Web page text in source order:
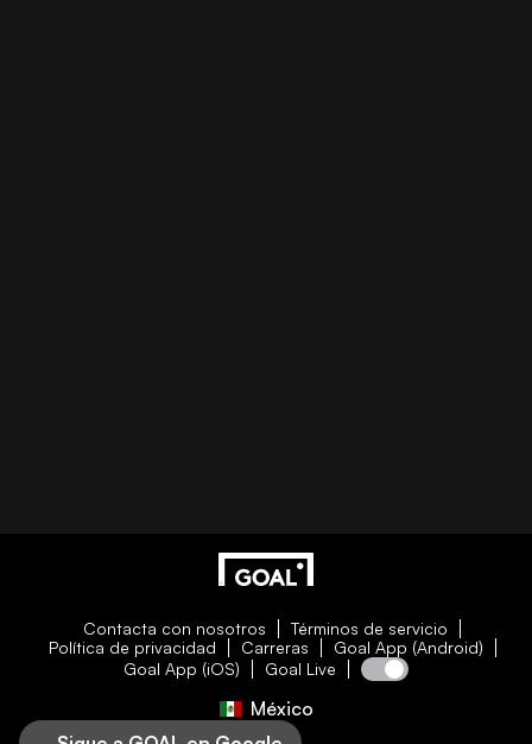
Contacta con nosotros
Términos de servicio
Política de privacidad
Carreras
Goal App (Android)
Goal App (iOS)
Goal Live
México